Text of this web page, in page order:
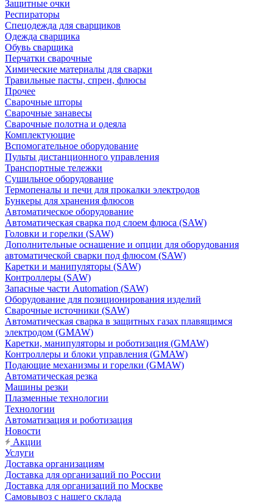
Защитные очки
Респираторы
Спецодежда для сварщиков
Одежда сварщика
Обувь сварщика
Перчатки сварочные
Химические материалы для сварки
Травильные пасты, спреи, флюсы
Прочее
Сварочные шторы
Сварочные занавесы
Сварочные полотна и одеяла
Комплектующие
Вспомогательное оборудование
Пульты дистанционного управления
Транспортные тележки
Сушильное оборудование
Термопеналы и печи для прокалки электродов
Бункеры для хранения флюсов
Автоматическое оборудование
Автоматическая сварка под слоем флюса (SAW)
Головки и горелки (SAW)
Дополнительные оснащение и опции для оборудования
автоматической сварки под флюсом (SAW)
Каретки и манипуляторы (SAW)
Контроллеры (SAW)
Запасные части Automation (SAW)
Оборудование для позиционирования изделий
Сварочные источники (SAW)
Автоматическая сварка в защитных газах плавящимся
электродом (GMAW)
Каретки, манипуляторы и роботизация (GMAW)
Контроллеры и блоки управления (GMAW)
Подающие механизмы и горелки (GMAW)
Автоматическая резка
Машины резки
Плазменные технологии
Технологии
Автоматизация и роботизация
Новости
Акции
Услуги
Доставка организациям
Доставка для организаций по России
Доставка для организаций по Москве
Самовывоз с нашего склада